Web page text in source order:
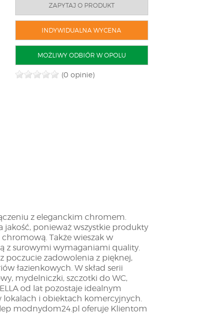
ZAPYTAJ O PRODUKT
INDYWIDUALNA WYCENA
MOŻLIWY ODBIÓR W OPOLU
(0 opinie)
z eleganckim chromem.
jakość, ponieważ wszystkie produkty
Także wieszak w
z surowymi wymaganiami quality.
zadowolenia z pięknej,
łazienkowych. W skład serii
mydelniczki, szczotki do WC,
od lat pozostaje idealnym
lokalach i obiektach komercyjnych.
modnydom24.pl oferuje Klientom